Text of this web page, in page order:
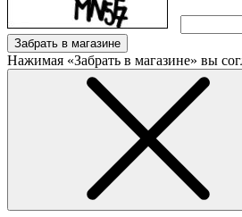
Забрать в магазине
Нажимая «Забрать в магазине» вы